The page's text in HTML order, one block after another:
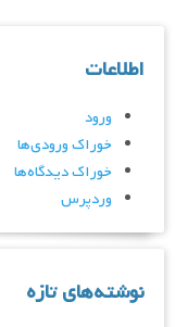
اطلاعات
ورود
خوراک ورودی‌ها
خوراک دیدگاه‌ها
وردپرس
نوشته‌های تازه